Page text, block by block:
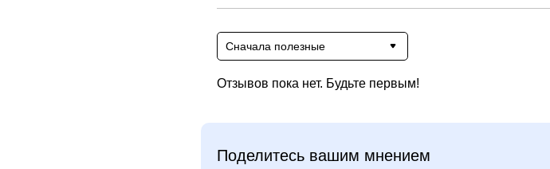
Сначала полезные
Отзывов пока нет. Будьте первым!
Поделитесь вашим мнением